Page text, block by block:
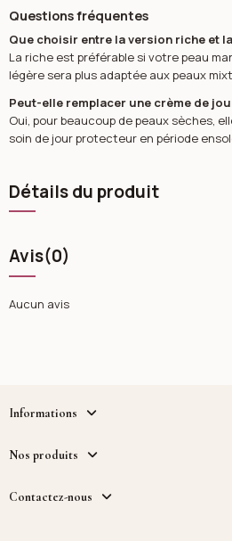
Questions fréquentes
Que choisir entre la version riche et
La riche est préférable si votre peau
légère sera plus adaptée aux peaux
Peut-elle remplacer une crème de
Oui, pour beaucoup de peaux sèches,
soin de jour protecteur en période
Détails du produit
Avis(0)
Aucun avis
Informations
Nos produits
Contactez-nous